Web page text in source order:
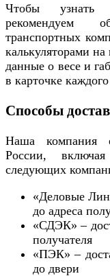
Чтобы узнать
рекомендуем
транспортных
калькуляторами
данные о весе и
в карточке
Способы
Наша компания
России,
следующих
«Деловые
до адреса
«СДЭК» –
получателя
«ПЭК» –
до двери